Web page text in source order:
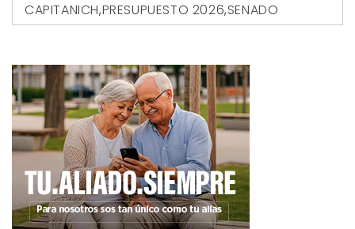
CAPITANICH,PRESUPUESTO 2026,SENADO